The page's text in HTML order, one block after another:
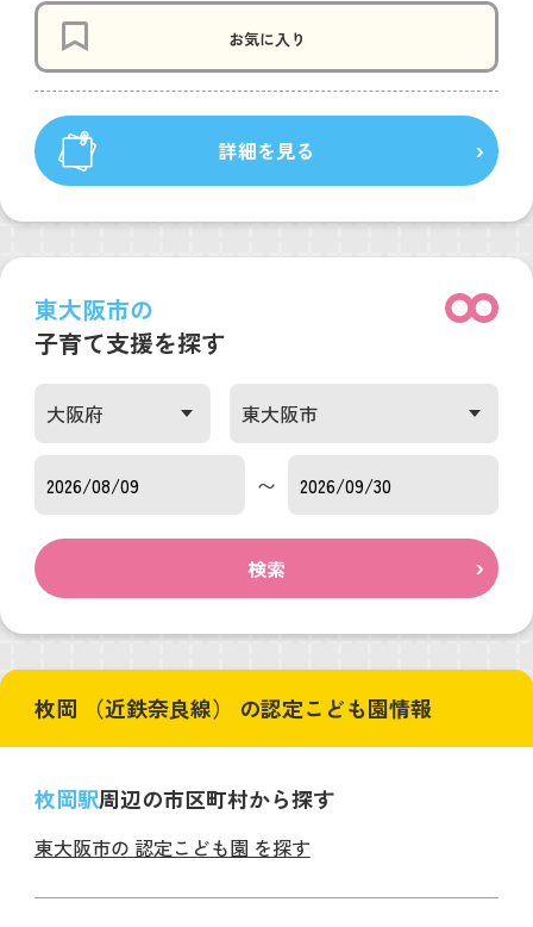
お気に入り
詳細を見る
東大阪市の
子育て支援を探す
〜
検索
枚岡 （近鉄奈良線） の認定こども園情報
枚岡駅周辺の市区町村から探す
東大阪市の 認定こども園 を探す